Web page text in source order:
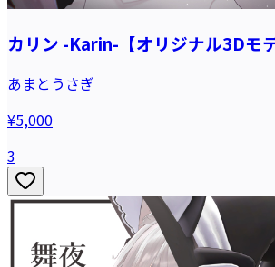
カリン -Karin-【オリジナル3Dモデ
あまとうさぎ
¥5,000
3